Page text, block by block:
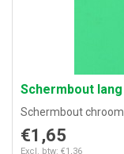
Schermbout
Schermbout
€1,65
Excl. btw: €1,36